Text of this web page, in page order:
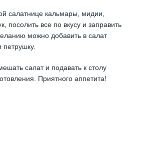
салатнице кальмары, мидии,
посолить все по вкусу и заправить
можно добавить в салат
петрушку.
салат и подавать к столу
Приятного аппетита!